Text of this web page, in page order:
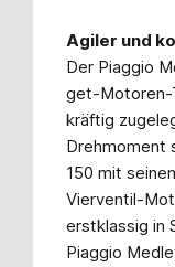
Agiler und
Der Piaggio
get-Motoren-
kräftig
Drehmoment
150 mit
Vierventil-
erstklassig in
Piaggio